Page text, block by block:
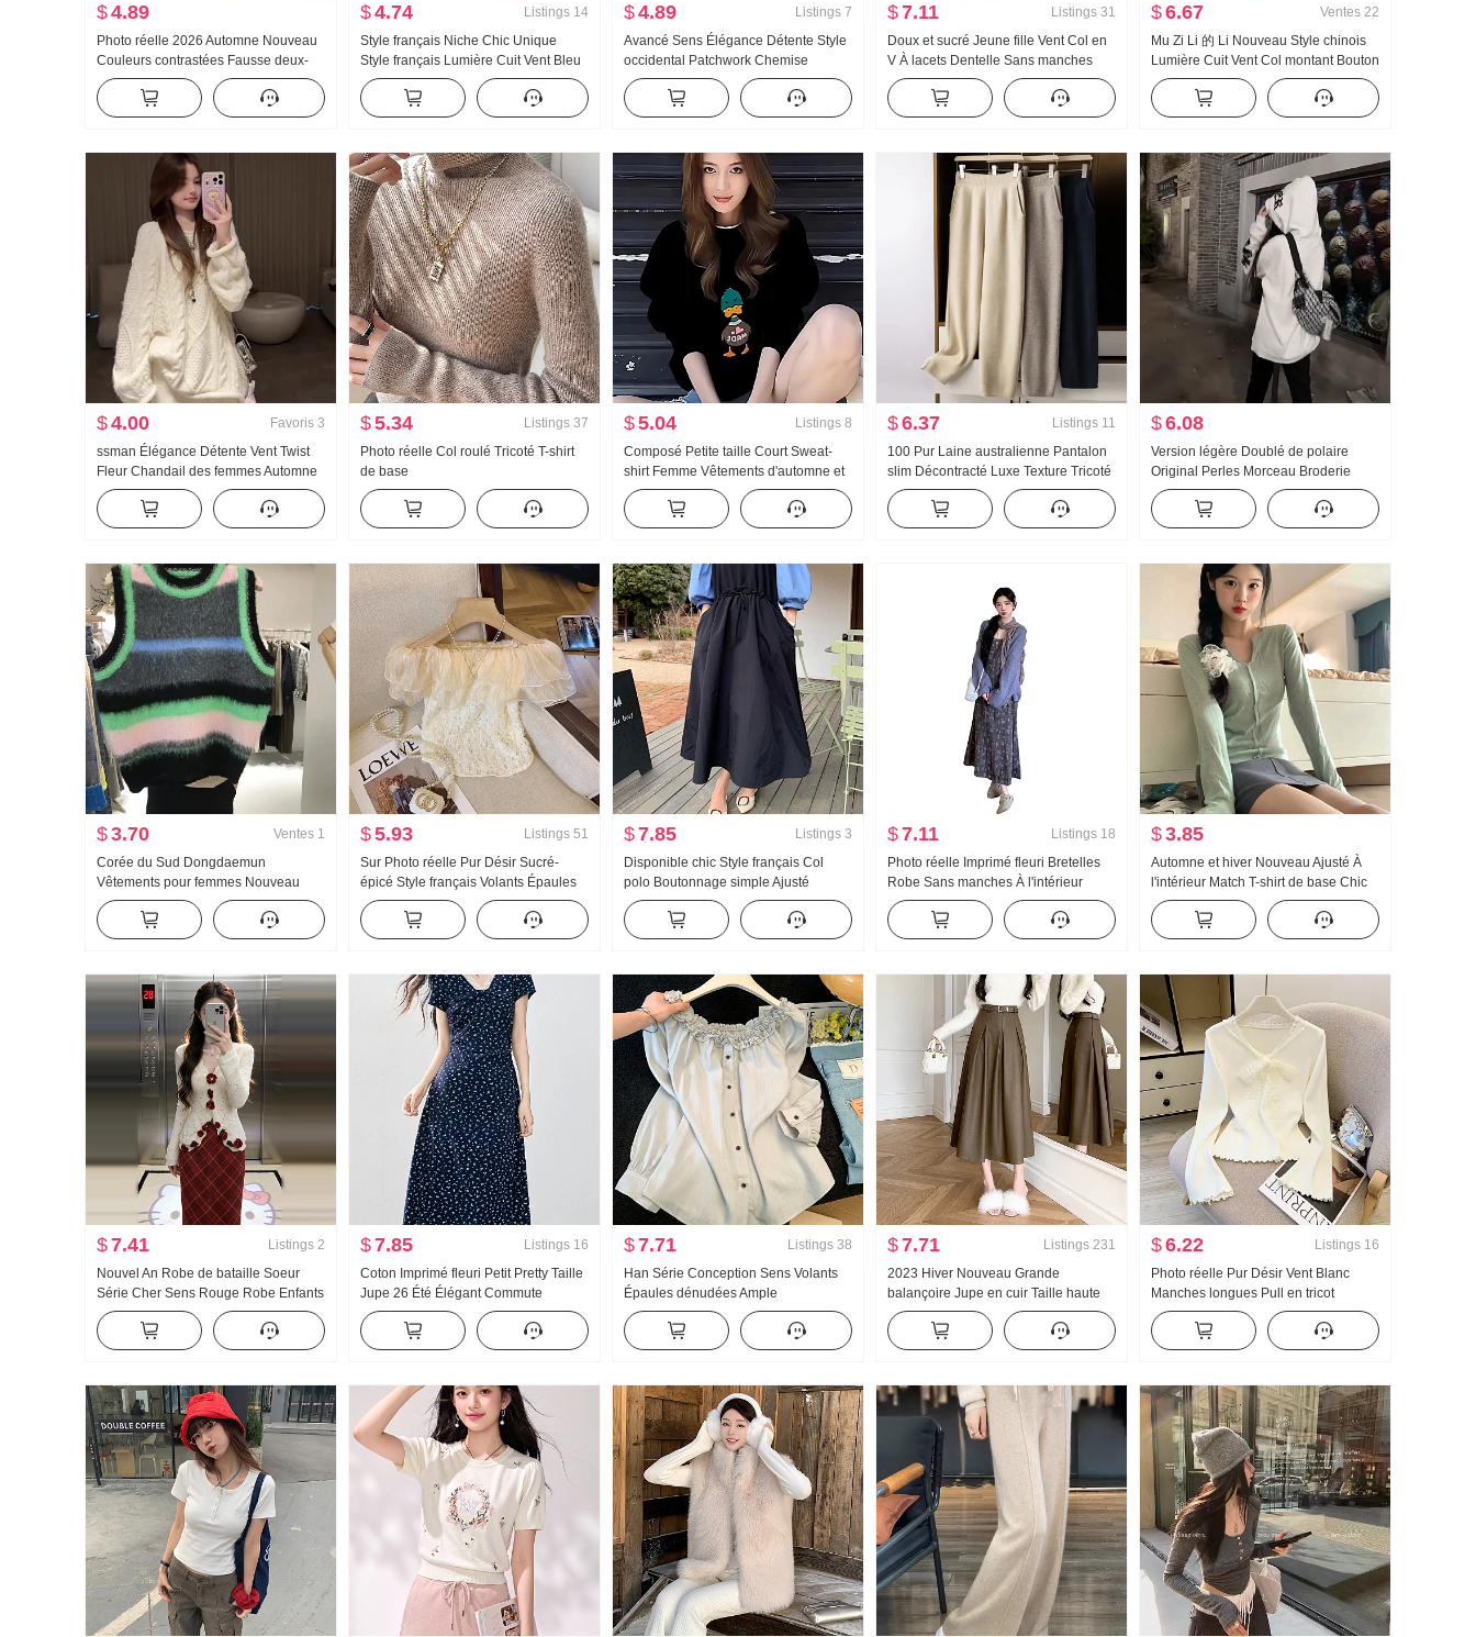
$4.89
Photo réelle 2026 Automne Nouveau
Couleurs contrastées Fausse deux-
pièces Patchwork Col en V Pull en
tricot Top Femme Ajusté Polyvalent
Manches longues T-shirt
$4.74 Listings 14
Style français Niche Chic Unique
Style français Lumière Cuit Vent Bleu
Col polo Manches longues Chemise
pour femmes
$4.89 Listings 7
Avancé Sens Élégance Détente Style
occidental Patchwork Chemise
Fausse deux-pièces Style coréen
Rétro Décontracté Amincissant
Automne
$7.11 Listings 31
Doux et sucré Jeune fille Vent Col en
V À lacets Dentelle Sans manches
Chemise Poupée Femme Été
Conception Sens Ample Un mot
Feuille de Lotus Jupe Débardeur
$6.67 Ventes 22
Mu Zi Li 的 Li Nouveau Style chinois
Lumière Cuit Vent Col montant Bouton
chinois Cintré Amincissant Élégant
dentelle Top Demi-longueur
Ensemble jupe
$4.00 Favoris 3
ssman Élégance Détente Vent Twist
Fleur Chandail des femmes Automne
Hiver Nouveau Pull col rond Épais
Tricoté Torsadé Top Vêtements
$5.34 Listings 37
Photo réelle Col roulé Tricoté T-shirt
de base
$5.04 Listings 8
Composé Petite taille Court Sweat-
shirt Femme Vêtements d'automne et
d'hiver Ample Détente Vent Manches
longues Col rond Top
$6.37 Listings 11
100 Pur Laine australienne Pantalon
slim Décontracté Luxe Texture Tricoté
Ample Port extérieur Pantalon harem
Polyvalent Radis Pantalon
Amincissant
$6.08
Version légère Doublé de polaire
Original Perles Morceau Broderie
Artisanat Hua Coton Composé
Manteau Sweat-shirt Femme
$3.70 Ventes 1
Corée du Sud Dongdaemun
Vêtements pour femmes Nouveau
2023 Printemps Sans manches
Couleurs contrastées Fluff Col rond
Gilet Gilet pour les femmes Chaud
$5.93 Listings 51
Sur Photo réelle Pur Désir Sucré-
épicé Style français Volants Épaules
dénudées dentelle Chemise pour
femmes Conception Sens Niche Court
Irrégulier
$7.85 Listings 3
Disponible chic Style français Col
polo Boutonnage simple Ajusté
Amincissant Longue Cintré Bicolore
Robe
$7.11 Listings 18
Photo réelle Imprimé fleuri Bretelles
Robe Sans manches À l'intérieur
Match Robe mi-longue Détente Vent
Manteau Pull 2 Set
$3.85
Automne et hiver Nouveau Ajusté À
l'intérieur Match T-shirt de base Chic
Spécial Petit Top
$7.41 Listings 2
Nouvel An Robe de bataille Soeur
Série Cher Sens Rouge Robe Enfants
Hiver 2026 Super Feu Porter Match
Un ensemble Ensemble Robe longue
$7.85 Listings 16
Coton Imprimé fleuri Petit Pretty Taille
Jupe 26 Été Élégant Commute
Patchwork Dentelle dentelle Col en V
Robe Femmes
$7.71 Listings 38
Han Série Conception Sens Volants
Épaules dénudées Ample
Boutonnage simple Chemise pour
femmes Automne Polyvalent
Décontracté Top
$7.71 Listings 231
2023 Hiver Nouveau Grande
balançoire Jupe en cuir Taille haute
Parapluie Jupe Couverture ...
Amincissant Longueur mi-longue Cuir
PU Jupe trapèze Plissé Jupe mi-
$6.22 Listings 16
Photo réelle Pur Désir Vent Blanc
Manches longues Pull en tricot
Femme Automne et hiver Dentelle
incrustée Unique Absolument
magnifique Petit Top chic